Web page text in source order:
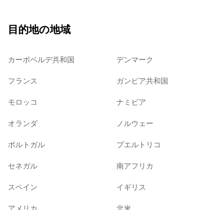
目的地の地域
カーボベルデ共和国 デンマーク
フランス ガンビア共和国
モロッコ ナミビア
オランダ ノルウェー
ポルトガル プエルトリコ
セネガル 南アフリカ
スペイン イギリス